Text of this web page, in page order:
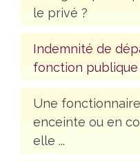
le privé ?
Indemnité de
fonction publique
Une
enceinte ou en
elle ...